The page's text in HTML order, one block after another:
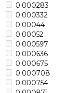
0.000283
0.000332
0.00044
0.00052
0.000597
0.000636
0.000675
0.000708
0.000754